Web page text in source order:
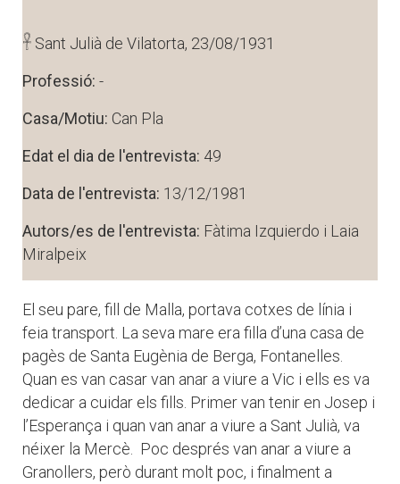
𓋹 Sant Julià de Vilatorta, 23/08/1931
Professió: -
Casa/Motiu: Can Pla
Edat el dia de l'entrevista: 49
Data de l'entrevista: 13/12/1981
Autors/es de l'entrevista: Fàtima Izquierdo i Laia
Miralpeix
El seu pare, fill de Malla, portava cotxes de línia i
feia transport. La seva mare era filla d’una casa de
pagès de Santa Eugènia de Berga, Fontanelles.
Quan es van casar van anar a viure a Vic i ells es va
dedicar a cuidar els fills. Primer van tenir en Josep i
l’Esperança i quan van anar a viure a Sant Julià, va
néixer la Mercè. Poc després van anar a viure a
Granollers, però durant molt poc, i finalment a